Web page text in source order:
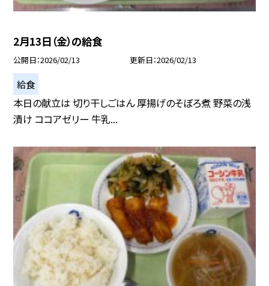
2月13日（金）の給食
公開日 2026/02/13 更新日 2026/02/13
給食
本日の献立は 切り干しごはん 厚揚げのそぼろ煮 野菜の浅
漬け ココアゼリー 牛乳...